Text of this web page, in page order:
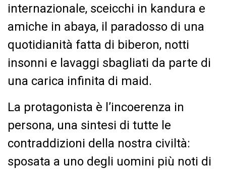
internazionale, sceicchi in kandura e
amiche in abaya, il paradosso di una
quotidianità fatta di biberon, notti
insonni e lavaggi sbagliati da parte di
una carica infinita di maid.
La protagonista è l’incoerenza in
persona, una sintesi di tutte le
contraddizioni della nostra civiltà:
sposata a uno degli uomini più noti di